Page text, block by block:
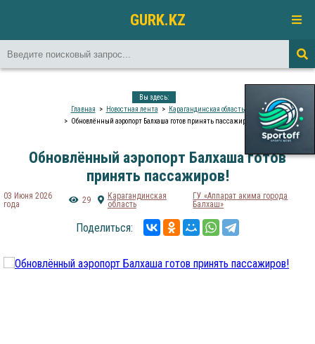
GURK.KZ
Вы здесь:
Главная
Новостная лента
Карагандинская область
Обновлённый аэропорт Балхаша готов принять пассажиров!
Обновлённый аэропорт Балхаша готов
принять пассажиров!
03 Июня 2026
года
29
Карагандинская
область
ГУ «Аппарат акима города
Балхаш»
Поделиться: